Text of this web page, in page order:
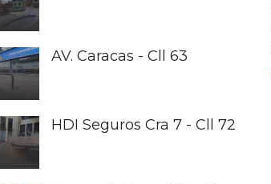
AV. Caracas - Cll 63
HDI Seguros Cra 7 - Cll 72